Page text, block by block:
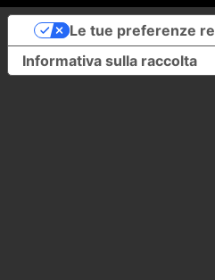
Informativa sulla raccolta
Le tue preferenze